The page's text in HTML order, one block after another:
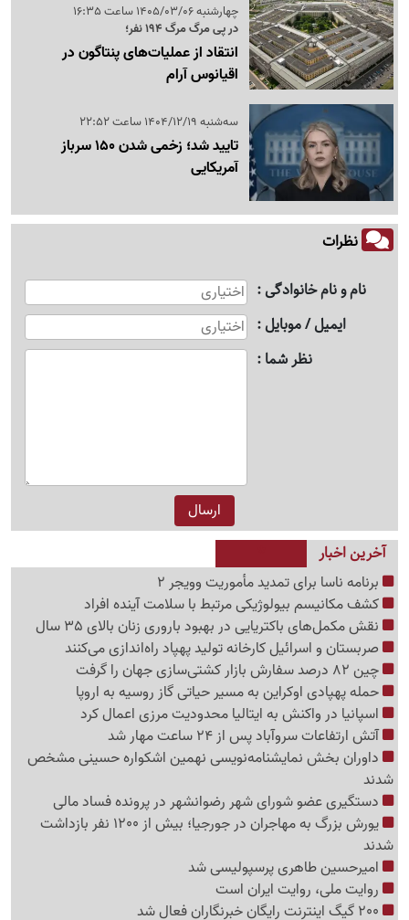
چهارشنبه 1405/03/06 ساعت 16:35
در پی مرگ مرگ 194 نفر؛
انتقاد از عملیات‌های پنتاگون در
اقیانوس آرام
سه‌شنبه 1404/12/19 ساعت 22:52
تایید شد؛ زخمی شدن 150 سرباز
آمریکایی
نظرات
نام و نام خانوادگی
ایمیل / موبایل
نظر شما
آخرین اخبار
برنامه ناسا برای تمدید مأموریت وویجر 2
کشف مکانیسم بیولوژیکی مرتبط با سلامت آینده افراد
نقش مکمل‌های باکتریایی در بهبود باروری زنان بالای 35 سال
صربستان و اسرائیل کارخانه تولید پهپاد راه‌اندازی می‌کنند
چین 82 درصد سفارش بازار کشتی‌سازی جهان را گرفت
حمله پهپادی اوکراین به مسیر حیاتی گاز روسیه به اروپا
اسپانیا در واکنش به ایتالیا محدودیت مرزی اعمال کرد
آتش ارتفاعات سروآباد پس از 24 ساعت مهار شد
داوران بخش نمایشنامه‌نویسی نهمین اشکواره حسینی مشخص
شدند
دستگیری عضو شورای شهر رضوانشهر در پرونده فساد مالی
یورش بزرگ به مهاجران در جورجیا؛ بیش از 1200 نفر بازداشت
شدند
امیرحسین طاهری پرسپولیسی شد
روایت ملی، روایت ایران است